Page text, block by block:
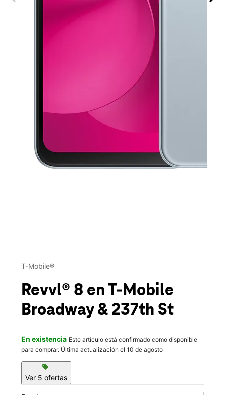
T-Mobile®
Revvl® 8 en T-Mobile
Broadway & 237th St
En existencia Este artículo está confirmado como disponible
para comprar. Última actualización el 10 de agosto
sell
Ver 5 ofertas